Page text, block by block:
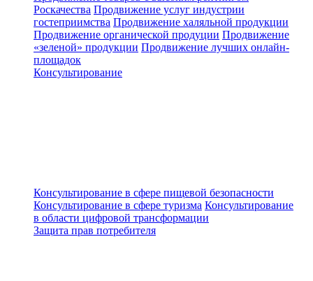
Роскачества Продвижение услуг индустрии
гостеприимства Продвижение халяльной продукции
Продвижение органической продуции Продвижение
«зеленой» продукции Продвижение лучших онлайн-
площадок
Консультирование
Консультирование в сфере пищевой безопасности
Консультирование в сфере туризма Консультирование
в области цифровой трансформации
Защита прав потребителя